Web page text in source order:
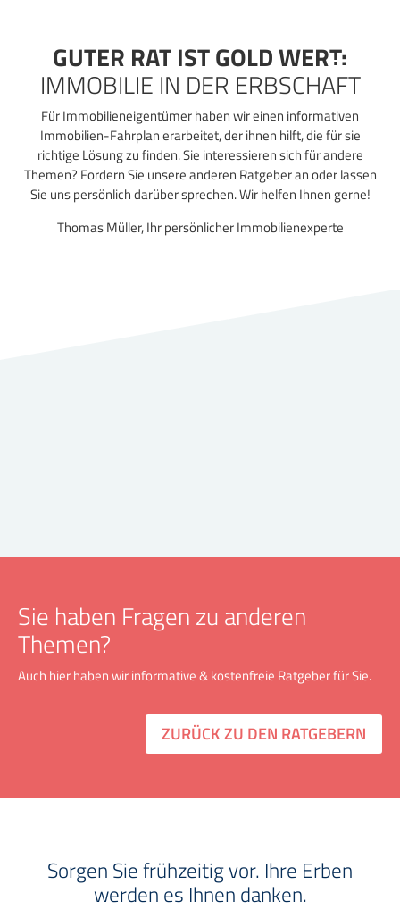
GUTER RAT IST GOLD WERT:
IMMOBILIE IN DER ERBSCHAFT
Für Immobilieneigentümer haben wir einen informativen
Immobilien-Fahrplan erarbeitet, der ihnen hilft, die für sie
richtige Lösung zu finden. Sie interessieren sich für andere
Themen? Fordern Sie unsere anderen Ratgeber an oder lassen
Sie uns persönlich darüber sprechen. Wir helfen Ihnen gerne!
Thomas Müller, Ihr persönlicher Immobilienexperte
Sie haben Fragen zu anderen
Themen?
Auch hier haben wir informative & kostenfreie Ratgeber für Sie.
ZURÜCK ZU DEN RATGEBERN
Sorgen Sie frühzeitig vor. Ihre Erben
werden es Ihnen danken.